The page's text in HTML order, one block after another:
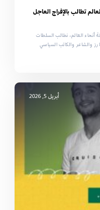
تطالب بالإفراج العاجل
العالم، نطالب السلطات
والشاعر والكاتب السياسي
أبريل 5, 2026